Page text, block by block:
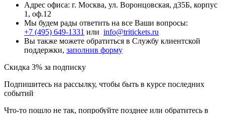
Адрес офиса: г. Москва, ул. Воронцовская, д35Б, корпус
1, оф.12
Мы будем рады ответить на все Ваши вопросы:
+7 (495) 649-1331 или info@tritickets.ru
Вы также можете обратиться в Службу клиентской
поддержки, заполнив форму
Скидка 3% за подписку
Подпишитесь на рассылку, чтобы быть в курсе последних
событий
Что-то пошло не так, попробуйте позднее или обратитесь в